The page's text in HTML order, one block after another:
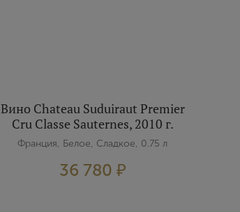
Вино Chateau Suduiraut Premier
Cru Classe Sauternes, 2010 г.
Франция, Белое, Сладкое, 0.75 л
36 780 ₽